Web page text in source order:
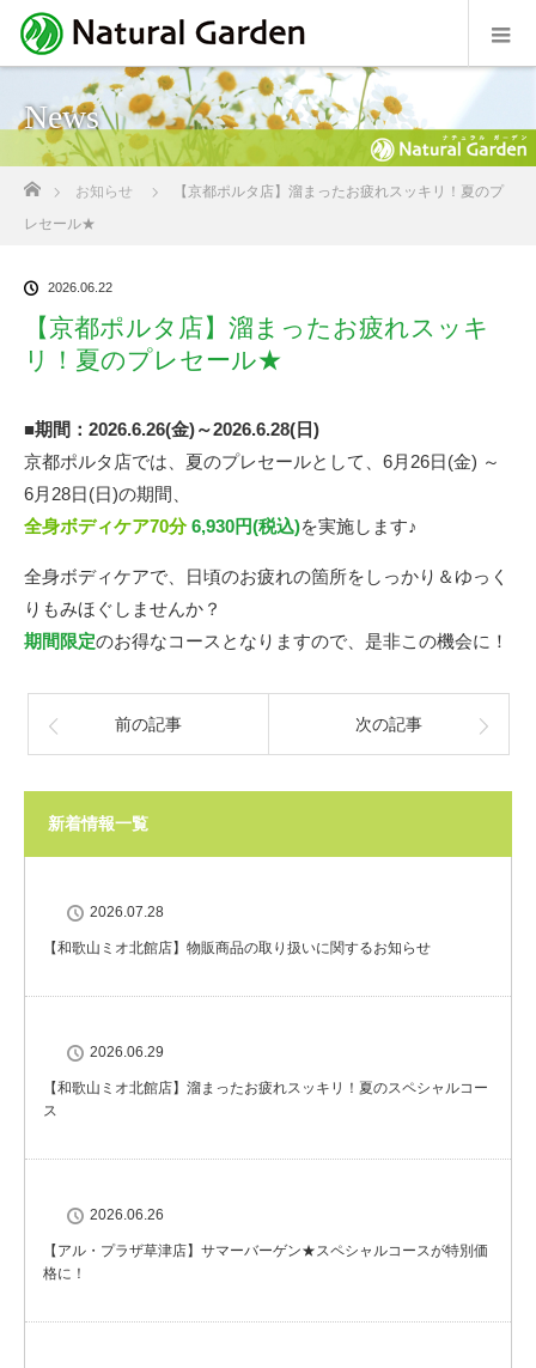
News
ホーム
お知らせ
【京都ポルタ店】溜まったお疲れスッキリ！夏のプ
レセール★
2026.06.22
【京都ポルタ店】溜まったお疲れスッキ
リ！夏のプレセール★
■期間：2026.6.26(金)～2026.6.28(日)
京都ポルタ店では、夏のプレセールとして、6月26日(金) ～
6月28日(日)の期間、
全身ボディケア70分6,930円(税込)を実施します♪
全身ボディケアで、日頃のお疲れの箇所をしっかり＆ゆっく
りもみほぐしませんか？
期間限定のお得なコースとなりますので、是非この機会に！
前の記事 次の記事
新着情報一覧
2026.07.28
【和歌山ミオ北館店】物販商品の取り扱いに関するお知らせ
2026.06.29
【和歌山ミオ北館店】溜まったお疲れスッキリ！夏のスペシャルコー
ス
2026.06.26
【アル・プラザ草津店】サマーバーゲン★スペシャルコースが特別価
格に！